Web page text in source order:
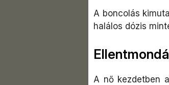
A boncolás
halálos dózis
A nő kezdetben